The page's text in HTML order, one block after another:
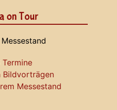
on Tour
Bildvorträgen
Messestand